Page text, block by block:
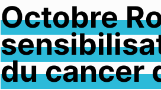
Octobre
du cancer